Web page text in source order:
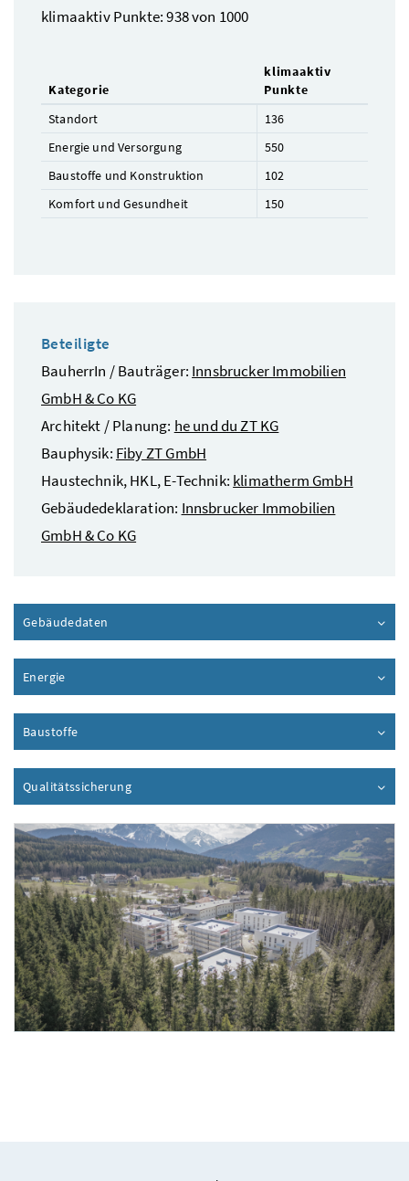
klimaaktiv Punkte: 938 von 1000
Kategorie
klimaaktiv
Punkte
Standort
136
Energie und Versorgung
550
Baustoffe und Konstruktion
102
Komfort und Gesundheit
150
Beteiligte
BauherrIn / Bauträger: Innsbrucker Immobilien
GmbH & Co KG
Architekt / Planung: he und du ZT KG
Bauphysik: Fiby ZT GmbH
Haustechnik, HKL, E-Technik: klimatherm GmbH
Gebäudedeklaration: Innsbrucker Immobilien
GmbH & Co KG
Gebäudedaten
Energie
Baustoffe
QualitätssicherungInhalt aufklappen